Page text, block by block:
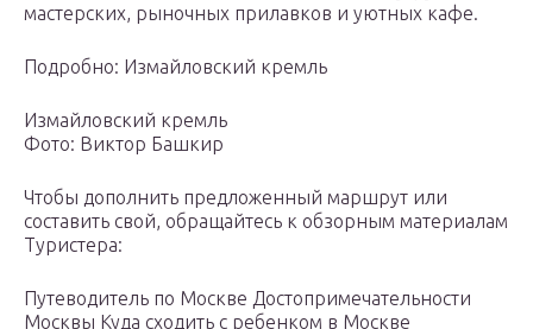
мастерских, рыночных прилавков и уютных кафе.
Подробно: Измайловский кремль
Измайловский кремль
Фото: Виктор Башкир
Чтобы дополнить предложенный маршрут или
составить свой, обращайтесь к обзорным материалам
Туристера:
Путеводитель по Москве Достопримечательности
Москвы Куда сходить с ребенком в Москве